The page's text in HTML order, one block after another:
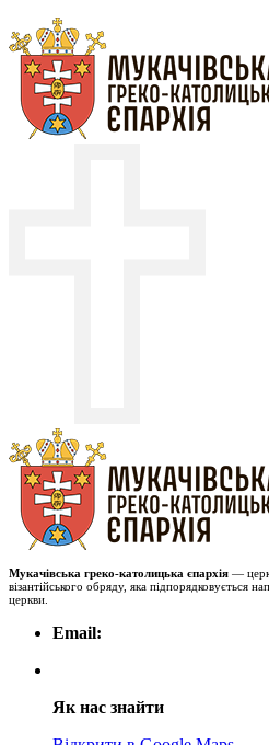
Мукачівська греко-католицька єпархія —
візантійського обряду, яка підпорядковується
церкви.
Email:
Як нас знайти